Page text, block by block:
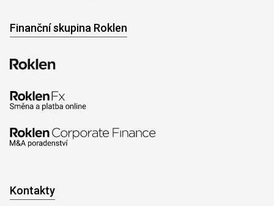
Finanční skupina Roklen
Kontakty